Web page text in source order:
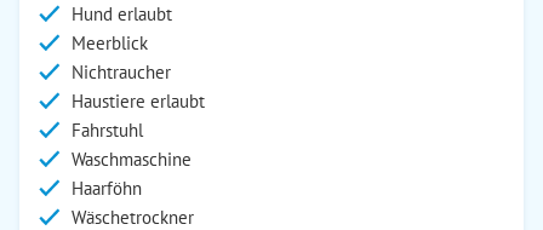
Hund erlaubt
Meerblick
Nichtraucher
Haustiere erlaubt
Fahrstuhl
Waschmaschine
Haarföhn
Wäschetrockner